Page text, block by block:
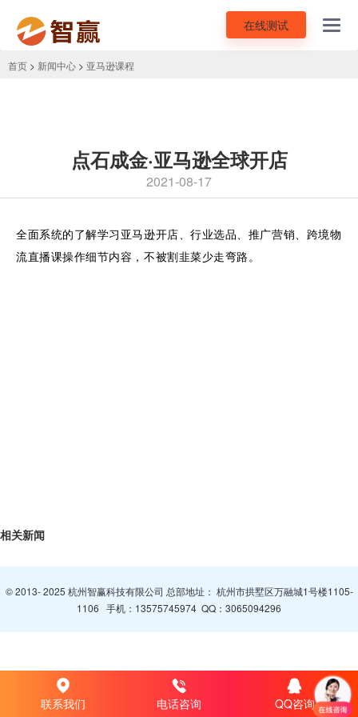
在线测试
首页 > 新闻中心 > 亚马逊课程
点石成金·亚马逊全球开店
2021-08-17
全面系统的了解学习亚马逊开店、行业选品、推广营销、跨境物
流直播课操作细节内容，不被割韭菜少走弯路。
相关新闻
© 2013- 2025 杭州智赢科技有限公司 总部地址： 杭州市拱墅区万融城1号楼1105-
1106 手机： 13575745974 QQ： 3065094296
联系我们 电话咨询 QQ咨询